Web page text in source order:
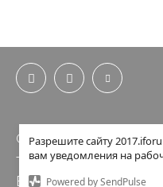
Разрешите сайту
вам уведомления на
Powered by SendPulse
© 2017 iForum.
Телефон: (044) 201-
E-mail:info@iforum.ua